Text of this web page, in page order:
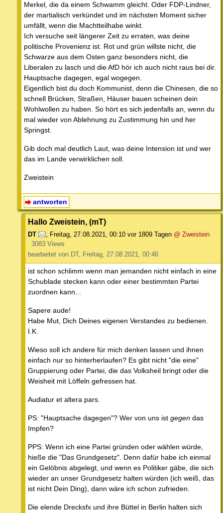
Merkel, die da einem Schwamm gleicht. Oder FDP-Lindner,
der martialisch verkündet und im nächsten Moment sicher
umfällt, wenn die Machtteilhabe winkt.
Ich versuche seit längerer Zeit zu erraten, was deine
politische Provenienz ist. Rot und grün willste nicht, die
Schwarze aus dem Osten ganz besonders nicht, die
Liberalen zu lasch und die AfD hör ich auch nicht raus bei dir.
Hauptsache dagegen, egal wogegen.
Eigentlich bist du doch Kommunist, denn die Chinesen, die so
schnell Brücken, Straßen, Häuser bauen scheinen dein
Wohlwollen zu haben. So hört es sich jedenfalls an, wenn du
mal wieder von Ablehnung zu Zustimmung hin und her
Springst.
Gib doch mal deutlich Laut, was deine Intension ist und wer
das im Lande verwirklichen soll.
Zweistein
antworten
Hallo Zweistein, (mT)
DT , Freitag, 27.08.2021, 00:10 vor 1809 Tagen @ Zweistein
3083 Views
bearbeitet von DT, Freitag, 27.08.2021, 00:46
ist schon schlimm wenn man jemanden nicht einfach in eine
Schublade stecken kann oder einer bestimmten Partei
zuordnen kann...
Sapere aude!
Habe Mut, Dich Deines eigenen Verstandes zu bedienen.
I.K.
Wieso soll ich andere für mich denken lassen und ihnen
einfach nur so hinterherlaufen? Es gibt nicht "die eine"
Gruppierung oder Partei, die das Volksheil bringt oder die
Weisheit mit Löffeln gefressen hat.
Audiatur et altera pars.
PS: "Hauptsache dagegen"? Wer von uns ist gegen das
Impfen?
PPS: Wenn ich eine Partei gründen oder wählen würde,
hieße die "Das Grundgesetz". Denn dafür habe ich einmal
ein Gelöbnis abgelegt, und wenn es Politiker gäbe, die sich
wieder an unser Grundgesetz halten würden (ich weiß, das
ist nicht Dein Ding), dann wäre ich schon zufrieden.
Die elende Drecksfx und ihre Büttel in Berlin halten sich